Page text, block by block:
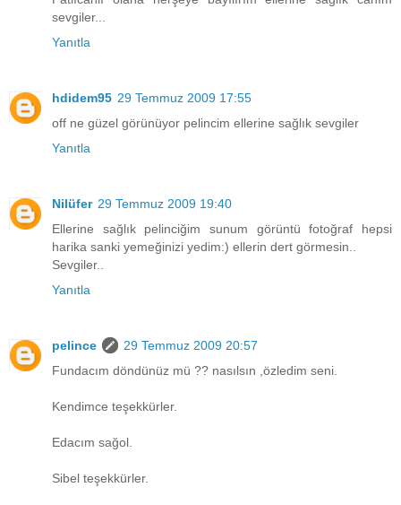
sevgiler...
Yanıtla
hdidem95 29 Temmuz 2009 17:55
off ne güzel görünüyor pelincim ellerine sağlık sevgiler
Yanıtla
Nilüfer 29 Temmuz 2009 19:40
Ellerine sağlık pelinciğim sunum görüntü fotoğraf hepsi
harika sanki yemeğinizi yedim:) ellerin dert görmesin..
Sevgiler..
Yanıtla
pelince
29 Temmuz 2009 20:57
Fundacım döndünüz mü ?? nasılsın ,özledim seni.
Kendimce teşekkürler.
Edacım sağol.
Sibel teşekkürler.